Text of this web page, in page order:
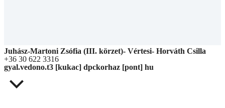
Juhász-Martoni Zsófia (III. körzet)- Vértesi- Horváth Csilla
+36 30 622 3316
gyal.vedono.t3 [kukac] dpckorhaz [pont] hu